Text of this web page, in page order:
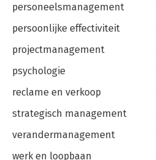
personeelsmanagement
persoonlijke effectiviteit
projectmanagement
psychologie
reclame en verkoop
strategisch management
verandermanagement
werk en loopbaan